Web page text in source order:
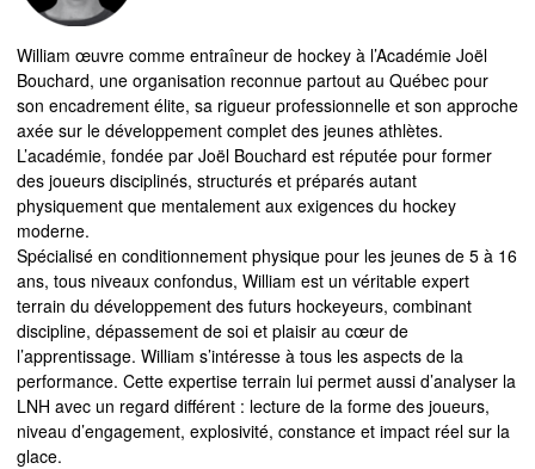
William œuvre comme entraîneur de hockey à l’Académie Joël
Bouchard, une organisation reconnue partout au Québec pour
son encadrement élite, sa rigueur professionnelle et son approche
axée sur le développement complet des jeunes athlètes.
L’académie, fondée par Joël Bouchard est réputée pour former
des joueurs disciplinés, structurés et préparés autant
physiquement que mentalement aux exigences du hockey
moderne.
Spécialisé en conditionnement physique pour les jeunes de 5 à 16
ans, tous niveaux confondus, William est un véritable expert
terrain du développement des futurs hockeyeurs, combinant
discipline, dépassement de soi et plaisir au cœur de
l’apprentissage. William s’intéresse à tous les aspects de la
performance. Cette expertise terrain lui permet aussi d’analyser la
LNH avec un regard différent : lecture de la forme des joueurs,
niveau d’engagement, explosivité, constance et impact réel sur la
glace.